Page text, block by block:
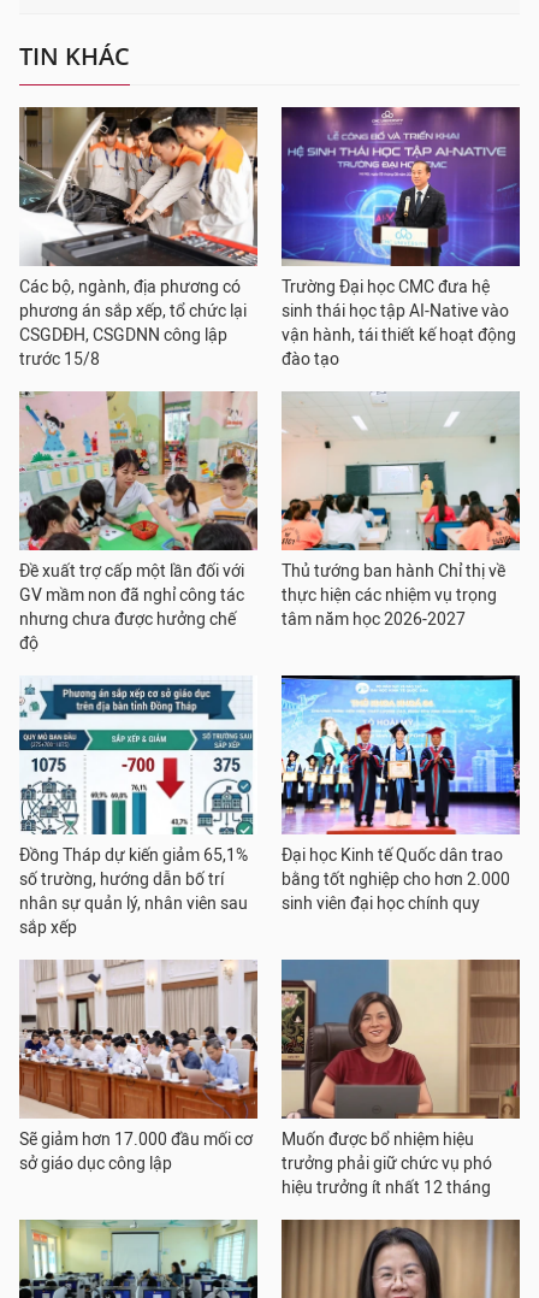
TIN KHÁC
Các bộ, ngành, địa phương có
phương án sắp xếp, tổ chức lại
CSGDĐH, CSGDNN công lập
trước 15/8
Trường Đại học CMC đưa hệ
sinh thái học tập AI-Native vào
vận hành, tái thiết kế hoạt động
đào tạo
Đề xuất trợ cấp một lần đối với
GV mầm non đã nghỉ công tác
nhưng chưa được hưởng chế
độ
Thủ tướng ban hành Chỉ thị về
thực hiện các nhiệm vụ trọng
tâm năm học 2026-2027
Đồng Tháp dự kiến giảm 65,1%
số trường, hướng dẫn bố trí
nhân sự quản lý, nhân viên sau
sắp xếp
Đại học Kinh tế Quốc dân trao
bằng tốt nghiệp cho hơn 2.000
sinh viên đại học chính quy
Sẽ giảm hơn 17.000 đầu mối cơ
sở giáo dục công lập
Muốn được bổ nhiệm hiệu
trưởng phải giữ chức vụ phó
hiệu trưởng ít nhất 12 tháng